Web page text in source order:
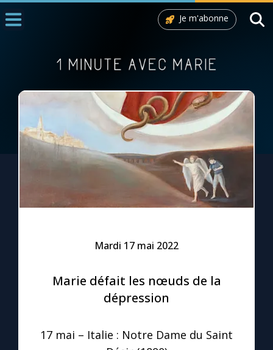
1000 Raisons de Croire
L'actualité de la semaine
La chaîne Youtube
Le magazine
Je m'abonne
Mardi 17 mai 2022
Marie défait les nœuds de la
dépression
17 mai – Italie : Notre Dame du Saint